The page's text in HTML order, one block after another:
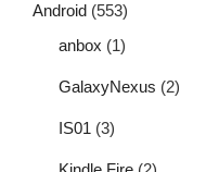
Android (553)
anbox (1)
GalaxyNexus (2)
IS01 (3)